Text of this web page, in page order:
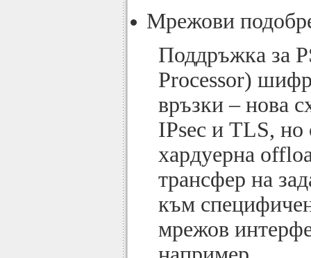
Мрежови
Поддръжка за
Processor)
връзки – нова
IPsec и TLS, но
хардуерна
трансфер на
към
мрежов